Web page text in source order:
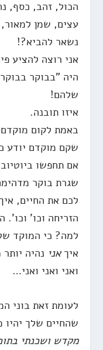
הכול, זהב, כסף,
עצים, שמן
נשאר להביא?!
אני רוצה להציע
היה "בבוקר
שלהם!
איזו תובנה.
באמת לקום
שקם מוקדם יודע
אם תחפשו
שגרת בוקר
לכם את החיים,
הזריחה וכו' וכו'.
למה? כי המוקד
איךאני נהיה
ואני ואני ואני…
לעומת זאת בוני
שהחיים שלך
מקדש ושכנתי